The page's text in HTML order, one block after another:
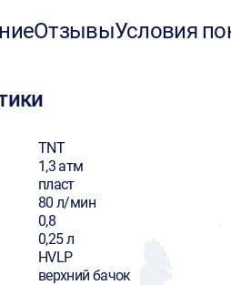
ОтзывыУсловия
TNT
1,3 атм
пласт
80 л/мин
0,8
0,25 л
HVLP
верхний бачок